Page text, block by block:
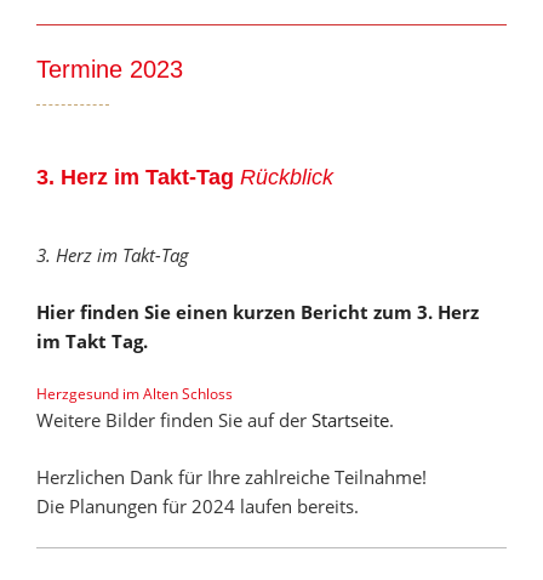
Termine 2023
3. Herz im Takt-Tag Rückblick
3. Herz im Takt-Tag
Hier finden Sie einen kurzen Bericht zum 3. Herz
im Takt Tag.
Herzgesund im Alten Schloss
Weitere Bilder finden Sie auf der Startseite.
Herzlichen Dank für Ihre zahlreiche Teilnahme!
Die Planungen für 2024 laufen bereits.